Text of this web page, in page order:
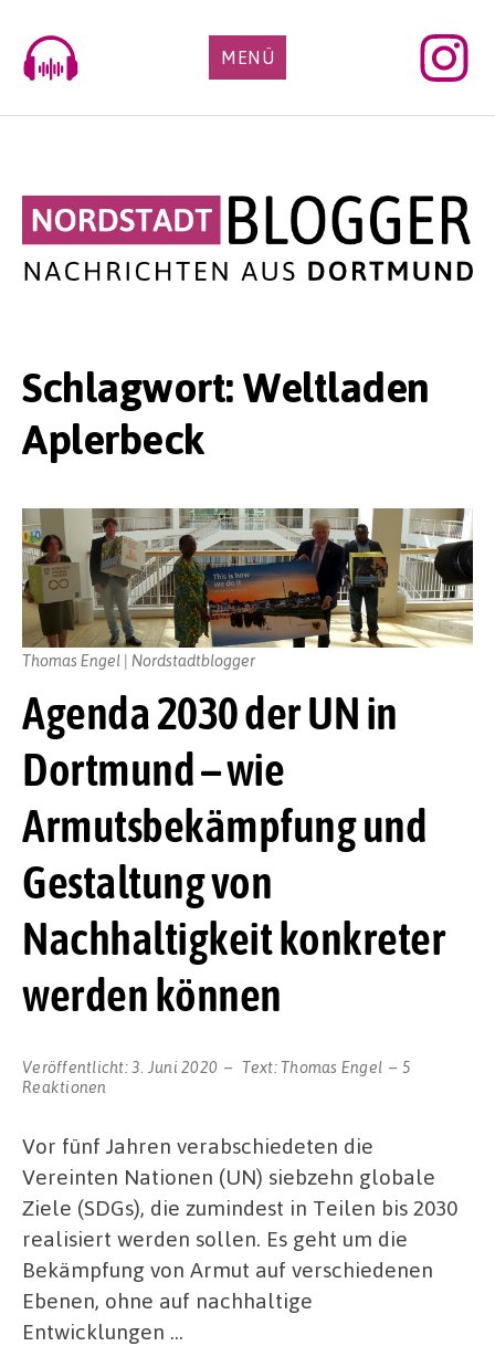
content
MENÜ
Schlagwort:Weltladen
Aplerbeck
Agenda 2030 der UN in
Dortmund – wie
Armutsbekämpfung und
Gestaltung von
Nachhaltigkeit konkreter
werden können
Veröffentlicht:3. Juni 2020 Text:Thomas Engel
5
Reaktionen
Thomas Engel | Nordstadtblogger
Vor fünf Jahren verabschiedeten die
Vereinten Nationen (UN) siebzehn globale
Ziele (SDGs), die zumindest in Teilen bis 2030
realisiert werden sollen. Es geht um die
Bekämpfung von Armut auf verschiedenen
Ebenen, ohne auf nachhaltige
Entwicklungen …